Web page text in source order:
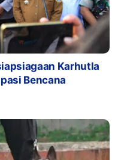
Karhutla
Bencana